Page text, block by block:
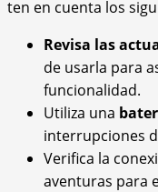
ten en cuenta los
Revisa las
de usarla para
funcionalidad.
Utiliza una
interrupciones
Verifica la
aventuras para